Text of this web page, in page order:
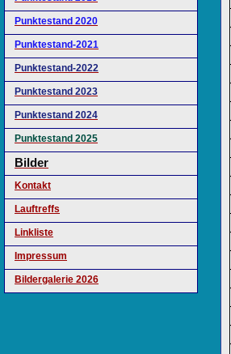
Punktestand 2020
Punktestand-2021
Punktestand-2022
Punktestand 2023
Punktestand 2024
Punktestand 2025
Bilder
Kontakt
Lauftreffs
Linkliste
Impressum
Bildergalerie 2026